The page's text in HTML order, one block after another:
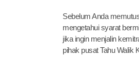
Sebelum Anda
mengetahui syarat
jika ingin menjalin
pihak pusat Tahu Walik